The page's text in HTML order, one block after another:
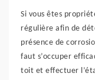
Si vous êtes
régulière afin de
présence de
faut s’occuper
toit et effectuer